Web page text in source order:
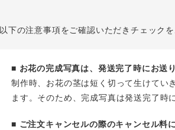
以下の注意事項をご確認いただきチェックを
■ お花の完成写真は、発送完了時にお送
制作時、お花の茎は短く切って生けてい
ます。そのため、完成写真は発送完了時
■ ご注文キャンセルの際のキャンセル料